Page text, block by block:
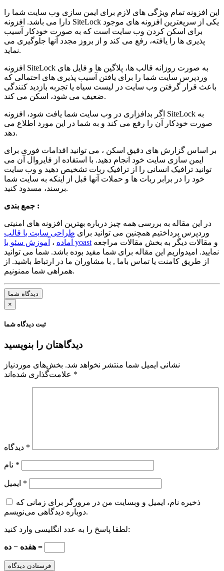
این افزونه تمام ویژگی های لازم برای ایمن سازی وب سایت شما را
دارا می باشد. افزونه SiteLock یکی از سریعترین افزونه های موجود
برای اسکن کردن وب سایت است که به صورت خودکار آسیب
پذیری ها را یافته، رفع می کند و از بروز مجدد آنها جلوگیری می
نماید.
افزونه SiteLock به صورت روزانه قالب ها، پلاگین ها و فایل های
وردپرس سایت شما را برای یافتن آسیب پذیری های احتمالی که
باعث قرار گرفتن وب سایت در لیست سیاه یا تجربه بازدید کنندگی
ضعیف می شود، اسکن می کند.
اگر بدافزاری در وب سایت شما یافت شود، افزونه SiteLock به
صورت خودکار آن را رفع می کند و به شما در این مورد اطلاع می
دهد.
بر اساس گزارش های دقیق اسکن ، می توانید اقدامات فوری برای
ایمن سازی سایت خود انجام دهید. با استفاده از فایروال آن می
توانید ترافیک انسانی را از ترافیک ربات تشخیص دهید و وب سایت
خود را در برابر ربات ها و حملات آنها قبل از اینکه به سایت شما
برسند، مسدود کنید.
جمع بندی :
در این مقاله به بررسی همه چیز درباره بهترین افزونه های امنیتی
وردپرس پرداختیم همچنین می توانید برای طراحی سایت با قالب
آماده ، آموزش سئو با yoast
نمایید. امیدواریم این مقاله برای شما مفید بوده باشد. شما می توانید
از طریق کامنت یا تماس باما , با مشاوران ما در ارتباط باشید. از
همراهی شما ممنونیم.
دیدگاه شما
×
ثبت دیدگاه شما
دیدگاهتان را بنویسید
نشانی ایمیل شما منتشر نخواهد شد. بخش‌های موردنیاز
*
*
*
*
ذخیره نام، ایمیل و وبسایت من در مرورگر برای زمانی که
دوباره دیدگاهی می‌نویسم.
لطفا پاسخ را به عدد انگلیسی وارد کنید:
هفده − ده =